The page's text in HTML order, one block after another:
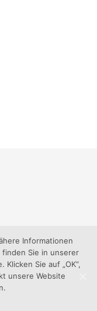
Süd e.V..
Informationen
Sie in unserer
Sie auf „OK“,
unsere Website